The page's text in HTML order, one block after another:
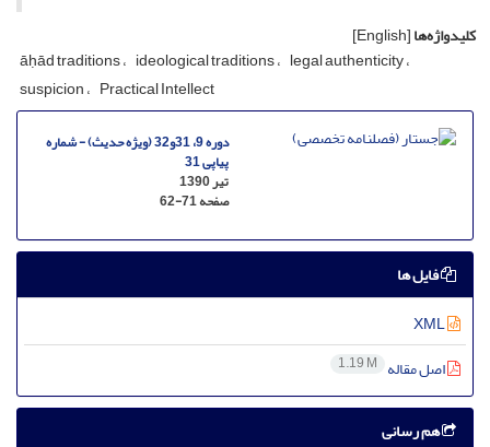
کلیدواژه‌ها[English]
āḥād traditions ideological traditions legal authenticity
suspicion Practical Intellect
دوره 9، 31و32 (ویژه حدیث) - شماره
پیاپی 31
تیر 1390
صفحه62-71
فایل ها
اصل مقاله 1.19 M
هم رسانی